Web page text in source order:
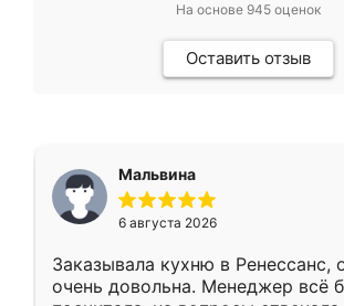
На основе 945оценок
Оставить отзыв
Мальвина
6 августа 2026
Заказывала кухню в Ренессанс,
очень довольна. Менеджер всё